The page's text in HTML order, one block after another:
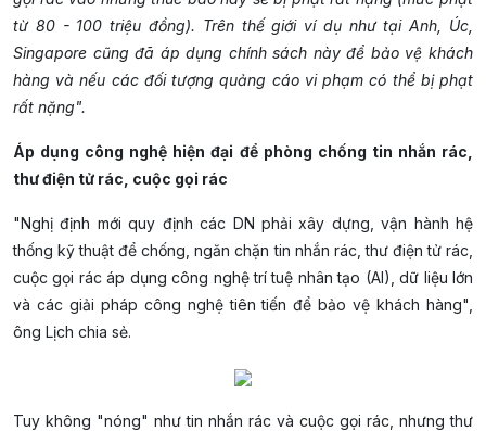
từ 80 - 100 triệu đồng). Trên thế giới ví dụ như tại Anh, Úc,
Singapore cũng đã áp dụng chính sách này để bảo vệ khách
hàng và nếu các đối tượng quảng cáo vi phạm có thể bị phạt
rất nặng".
Áp dụng công nghệ hiện đại để phòng chống tin nhắn rác,
thư điện tử rác, cuộc gọi rác
"Nghị định mới quy định các DN phải xây dựng, vận hành hệ
thống kỹ thuật để chống, ngăn chặn tin nhắn rác, thư điện tử rác,
cuộc gọi rác áp dụng công nghệ trí tuệ nhân tạo (AI), dữ liệu lớn
và các giải pháp công nghệ tiên tiến để bảo vệ khách hàng",
ông Lịch chia sẻ.
Tuy không "nóng" như tin nhắn rác và cuộc gọi rác, nhưng thư